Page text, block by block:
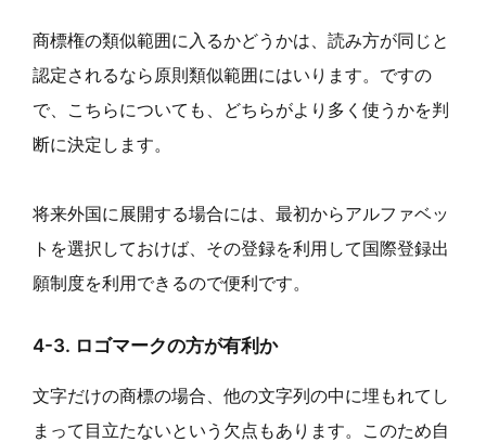
商標権の類似範囲に入るかどうかは、読み方が同じと
認定されるなら原則類似範囲にはいります。ですの
で、こちらについても、どちらがより多く使うかを判
断に決定します。
将来外国に展開する場合には、最初からアルファベッ
トを選択しておけば、その登録を利用して国際登録出
願制度を利用できるので便利です。
4-3. ロゴマークの方が有利か
文字だけの商標の場合、他の文字列の中に埋もれてし
まって目立たないという欠点もあります。このため自